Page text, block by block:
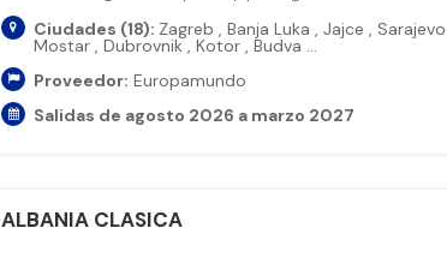
Ciudades (18): Zagreb , Banja Luka , Jajce , Sarajevo
Mostar , Dubrovnik, Kotor , Budva ...
Proveedor: Europamundo
Salidas de agosto 2026 a marzo 2027
ALBANIA CLASICA